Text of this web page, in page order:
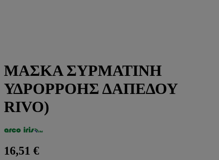
ΜΑΣΚΑ ΣΥΡΜΑΤΙΝΗ
ΥΔΡΟΡΡΟΗΣ ΔΑΠΕΔΟΥ
RIVO)
16,51 €